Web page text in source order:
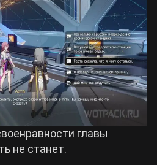
главы
не станет.